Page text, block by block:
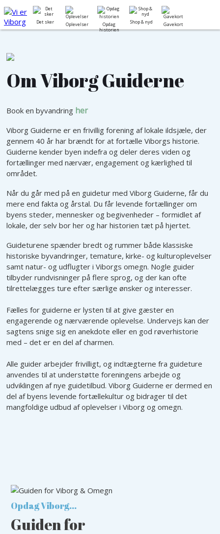
×
Viborg Beer Walk
Wine Walk
Gratis fredagskoncerter på
Gratis lørdagskoncerter på
Nytorv
Guiden for Viborg og
Omegn
Viborg Guiderne
Viborg Guidernes faste
sommerture
Viborg Toget
Margrethe l - Bådtur
Torvedag i Viborg
Byvandringer i Viborg
Latinerkvarterets Vinrute
2026
Byens Bedste 2026
Øl i Viborg
Mønsted Kalkgruber
Verdenskortet
Energimuseet
Cykelruter
De fem Halder
Hald Sø og Dollerup Bakker
Bykort
Dagligvarer
Mode
Liberale erhverv
Mad og drikke
Overnatning
Ladestandere
Pusleområde
Hjertestarter
Alle medlemmer
Bliv medlem
Det siger
De gør det muligt
Gavekort og opsætning
Eventkalender
Vi er Viborgs
Det sker Oplevelser
Opdag
historien
Shop & nyd Gavekort
Om Viborg Guiderne
Book en byvandring her
Viborg Guiderne er en frivillig forening af lokale ildsjæle, der
gennem 40 år har brændt for at fortælle Viborgs historie.
Guiderne kender byen indefra og deler deres viden og
fortællinger med nærvær, engagement og kærlighed til
området.
Når du går med på en guidetur med Viborg Guiderne, får du
mere end fakta og årstal. Du får levende fortællinger om
byens steder, mennesker og begivenheder – formidlet af
lokale, der selv bor her og har historien tæt på hjertet.
Guideturene spænder bredt og rummer både klassiske
historiske byvandringer, temature, kirke- og kulturoplevelser
samt natur- og udflugter i Viborgs omegn. Nogle guider
tilbyder rundvisninger på flere sprog, og der kan ofte
tilrettelægges ture efter særlige ønsker og interesser.
Fælles for guiderne er lysten til at give gæster en
engagerende og nærværende oplevelse. Undervejs kan der
sagtens snige sig en anekdote eller en god røverhistorie
med – det er en del af charmen.
Alle guider arbejder frivilligt, og indtægterne fra guideture
anvendes til at understøtte foreningens arbejde og
udviklingen af nye guidetilbud. Viborg Guiderne er dermed en
del af byens levende fortællekultur og bidrager til det
mangfoldige udbud af oplevelser i Viborg og omegn.
Opdag Viborg...
Guiden for